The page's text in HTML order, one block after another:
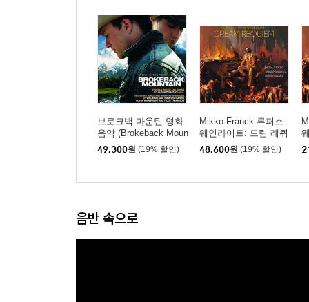
브로크백 마운틴 영화
음악 (Brokeback Moun
tain - Original Motion P
icture Soundtrack) [LP]
49,300원 (19% 할인)
Mikko Franck 루퍼스
웨인라이트: 드림 레퀴
엠 (Rufus Wainwright:
Dream Requiem) [2LP]
48,600원 (19% 할인)
음반 속으로